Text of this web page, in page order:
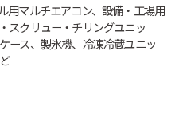
用マルチエアコン、設備・工場用
スクリュー・チリングユニッ
ース、製氷機、冷凍冷蔵ユニッ